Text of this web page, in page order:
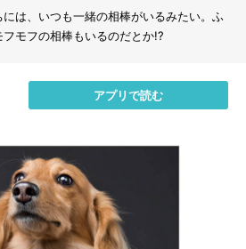
は、いつも一緒の相棒がいるみたい。ふ
モフの相棒もいるのだとか!?
アプリで読む